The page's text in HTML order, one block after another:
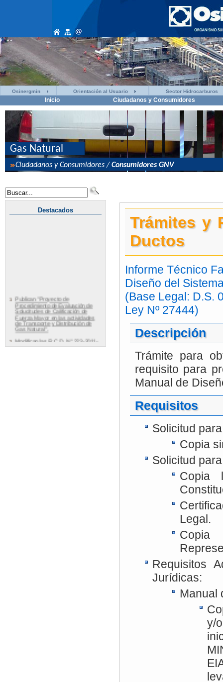
Osinergmin Orientación al Usuario Sector Hidrocarburos
Inicio Ciudadanos y Consumidores